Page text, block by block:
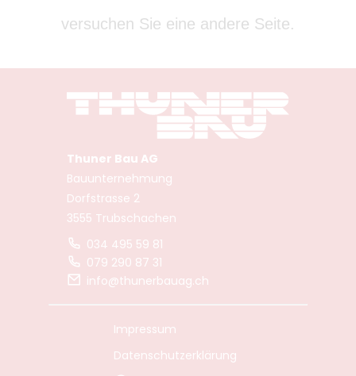
versuchen Sie eine andere Seite.
Thuner Bau AG
Bauunternehmung
Dorfstrasse 2
3555 Trubschachen
034 495 59 81
079 290 87 31
info@thunerbauag.ch
Impressum
Datenschutzerklärung